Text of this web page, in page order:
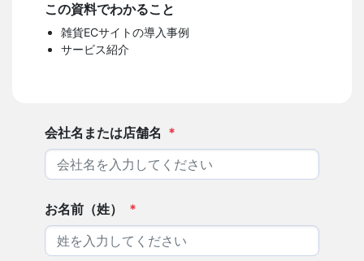
この資料でわかること
雑貨ECサイトの導入事例
サービス紹介
会社名または店舗名 *
お名前（姓） *